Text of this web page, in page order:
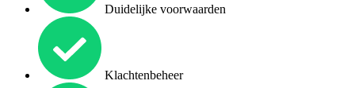
Duidelijke voorwaarden
Klachtenbeheer